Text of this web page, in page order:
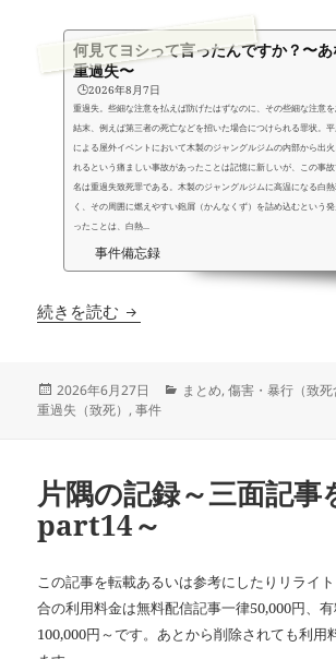
何見てヨシって言ったんですか？〜
重過失〜
🕒️2026年8月7日
重過失。些細な注意を払えば防げたはずなのに、その些細な注意
結末、例えば第三者の死亡などを招いた場合につけられる罪状。
による屋外イベントにおいて木製のジャングルジムの内部から出
れるという痛ましい事故があったことは記憶に新しいが、この事
名は重過失致死罪である。木製のジャングルジムに高温になる白
く、その周囲に燃えやすい鉋屑（かんなくず）を詰め込むという
ったことは、白熱...
事件備忘録
続きを読む なに見てヨシって言ったん
投
稿
2026年6月27日
カ
まとめ,傷害・暴行（致死
重過失（致死） ,事件
片隅の記録～三面記事
part14～
この記事を転載あるいは参考にしたりリライ
合の利用料金は無料配信記事一律50,000円、
100,000円～です。あとから削除されても利用